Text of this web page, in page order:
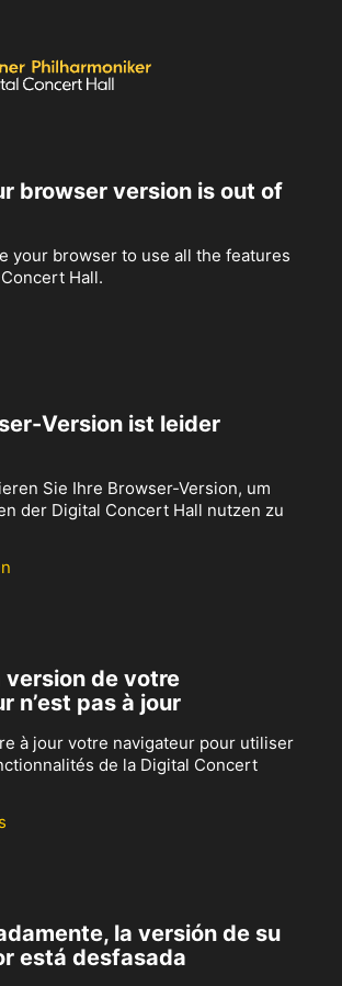
browser version is out of
your browser to use all the features
Hall.
Version ist leider
Sie Ihre Browser-Version, um
der Digital Concert Hall nutzen zu
version de votre
n’est pas à jour
à jour votre navigateur pour utiliser
de la Digital Concert
la versión de su
está desfasada